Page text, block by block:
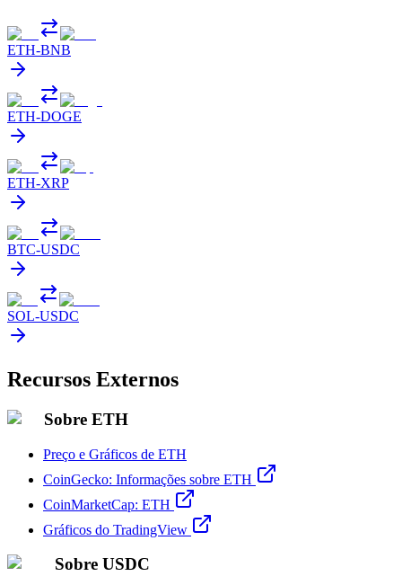
ETH-BNB
ETH-DOGE
ETH-XRP
BTC-USDC
SOL-USDC
Recursos Externos
Sobre ETH
Preço e Gráficos de ETH
CoinGecko: Informações sobre ETH
CoinMarketCap: ETH
Gráficos do TradingView
Sobre USDC